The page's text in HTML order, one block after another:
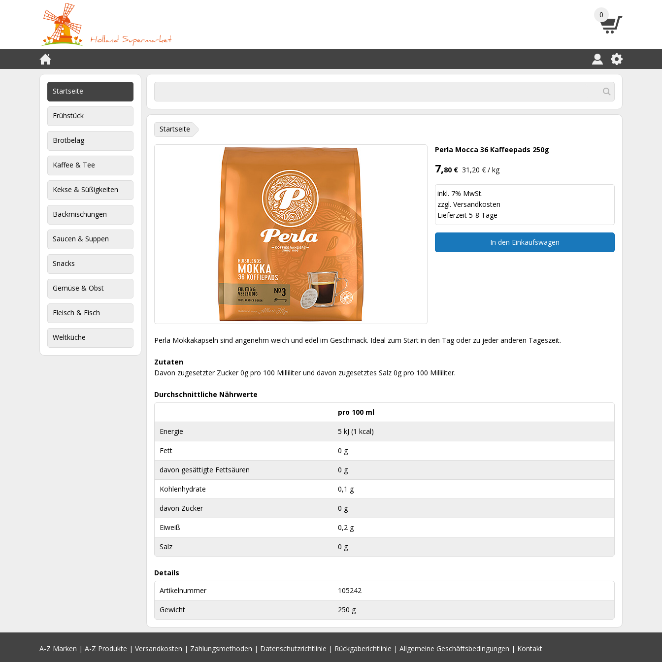
0
Startseite
Frühstück
Brotbelag
Kaffee & Tee
Kekse & Süßigkeiten
Backmischungen
Saucen & Suppen
Snacks
Gemüse & Obst
Fleisch & Fisch
Weltküche
Startseite
Perla Mocca 36 Kaffeepads 250g
7,80 € 31,20 € / kg
inkl. 7% MwSt.
zzgl. Versandkosten
Lieferzeit 5-8 Tage
In den Einkaufswagen
Perla Mokkakapseln sind angenehm weich und edel im Geschmack. Ideal zum Start in den Tag oder zu jeder anderen Tageszeit.
Zutaten
Davon zugesetzter Zucker 0g pro 100 Milliliter und davon zugesetztes Salz 0g pro 100 Milliliter.
Durchschnittliche Nährwerte
pro 100 ml
Energie 5 kJ (1 kcal)
Fett 0 g
davon gesättigte Fettsäuren 0 g
Kohlenhydrate 0,1 g
davon Zucker 0 g
Eiweiß 0,2 g
Salz 0 g
Details
Artikelnummer
105242
Gewicht 250 g
A-Z Marken | A-Z Produkte | Versandkosten | Zahlungsmethoden | Datenschutzrichtlinie | Rückgaberichtlinie | Allgemeine Geschäftsbedingungen | Kontakt